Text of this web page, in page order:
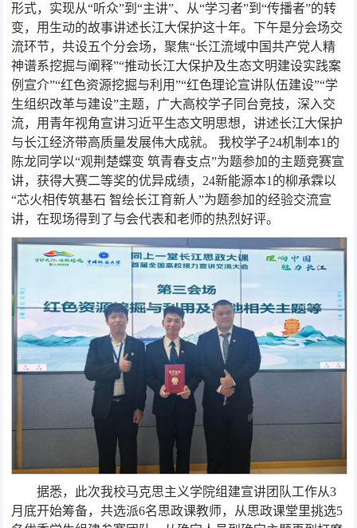
形式，实现从“听众”到“主讲”、从“学习者”到“传播者”的转
变，用生动的故事讲述长江大保护这十年。下午是分会场交
流环节，共设五个分会场，聚焦“长江流域中国共产党人精
神谱系挖掘与阐释”“推动长江大保护及生态文明建设实践案
例宣介”“红色资源挖掘与利用”“红色理论宣讲队伍建设”“学
生组织改革与建设”主题，广大高校学子同台竞技，深入交
流，用青年视角宣讲习近平生态文明思想，讲述长江大保护
与长江经济带高质量发展伟大成就。 我校学子24机制本1的
陈龙同学以“观荆楚蝶变 筑青春支点”为题参加的主题竞赛宣
讲，获得大赛二等奖的优异成绩，24新能源本1的柳承霖以
“芯火相传筑基石 智绘长江育新人”为题参加的经验交流宣
讲，在现场得到了与会代表和老师的热烈好评。
据悉，此次我校马克思主义学院组建宣讲团队工作从3
月底开始筹备，共选派6名思政课教师，从思政课堂里挑选5